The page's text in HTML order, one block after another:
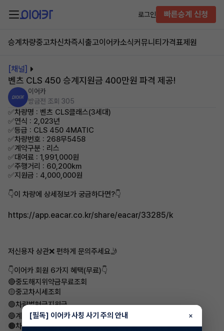
로그인 빠른승계 신청
승계차량중고차신차즉시출고이어카소식커뮤니티 가격표제원
[채널]
벤츠 CLS 450 승계지원금 400만원 파격 제공!
이어카
방금전 조회 305
✅차량명 : 벤츠 CLS클래스(3세대)
✅연식 : 2,023년
✅등급 : CLS 450 4MATIC
✅차량번호 : 268무5458
✅계약구분 : 리스
✅대여료 : 1,991,000원
✅주행거리 : 60,200km
✅지원금 : 4,000,000원
👇이 차량에 상세정보가 궁금하다면?👇
https://app.eacar.co.kr/share/eacar/33285/k
저신용자 상관❌ 편하게 문의주세요🤳
👇이어카 회원 6가지 혜택(무료)👇
🔴중도해지위약금무료조회
​🟡중고차시세조회
🟢차량별현금지원금
​🔵계약서인증매물
🟤차량번호간편조회
[필독] 이어카 사칭 사기 주의 안내 ×